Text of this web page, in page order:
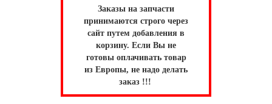
Заказы на запчасти
принимаются строго через
сайт путем добавления в
корзину. Если Вы не
готовы оплачивать товар
из Европы, не надо делать
заказ !!!